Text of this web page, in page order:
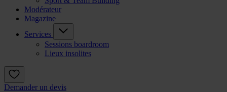
Modérateur
Magazine
Services
Sessions boardroom
Lieux insolites
Demander un devis